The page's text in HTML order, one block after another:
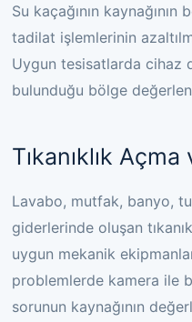
Su kaçağının
tadilat işlemlerinin
Uygun tesisatlarda cihaz
bulunduğu bölge
Tıkanıklık
Lavabo, mutfak, banyo,
giderlerinde oluşan
uygun mekanik
problemlerde kamera ile
sorunun kaynağının